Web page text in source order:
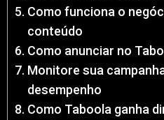
Como funciona o
conteúdo
Como anunciar no
Monitore sua
desempenho
Como Taboola ganha